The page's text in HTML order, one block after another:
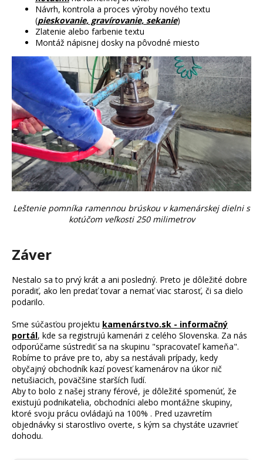
Návrh, kontrola a proces výroby nového textu
(pieskovanie, gravírovanie, sekanie)
Zlatenie alebo farbenie textu
Montáž nápisnej dosky na pôvodné miesto
Leštenie pomníka ramennou brúskou v kamenárskej dielni s
kotúčom veľkosti 250 milimetrov
Záver
Nestalo sa to prvý krát a ani posledný. Preto je dôležité dobre
poradiť, ako len predať tovar a nemať viac starosť, či sa dielo
podarilo.
Sme súčasťou projektu kamenárstvo.sk - informačný
portál, kde sa registrujú kamenári z celého Slovenska. Za nás
odporúčame sústrediť sa na skupinu "spracovateľ kameňa".
Robíme to práve pre to, aby sa nestávali prípady, kedy
obyčajný obchodník kazí povesť kamenárov na úkor nič
netušiacich, poväčšine starších ľudí.
Aby to bolo z našej strany férové, je dôležité spomenúť, že
existujú podnikatelia, obchodníci alebo montážne skupiny,
ktoré svoju prácu ovládajú na 100% . Pred uzavretím
objednávky si starostlivo overte, s kým sa chystáte uzavrieť
dohodu.